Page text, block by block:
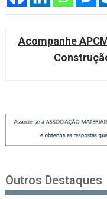
Acompanhe
Outros Destaques